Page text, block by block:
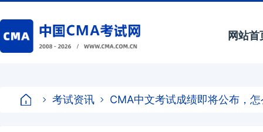
网站首
考试资讯 CMA中文考试成绩即将公布，